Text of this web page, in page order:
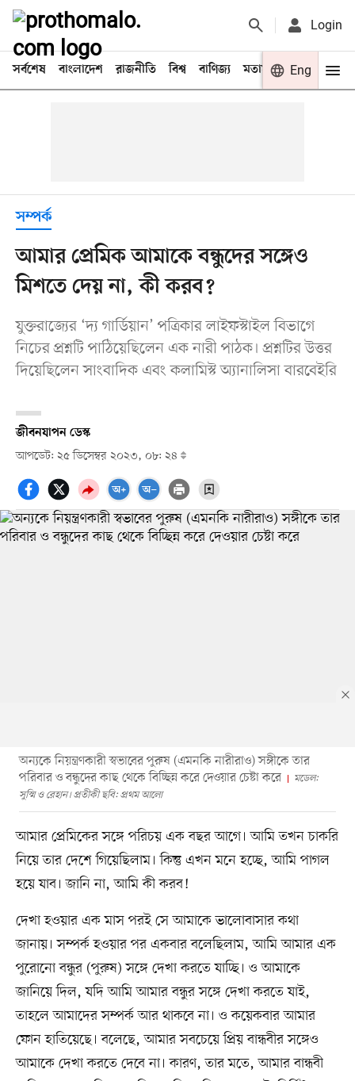
Login
সর্বশেষ বাংলাদেশ রাজনীতি বিশ্ব বাণিজ্য মতামত খেলা
Eng
সম্পর্ক
আমার প্রেমিক আমাকে বন্ধুদের সঙ্গেও
মিশতে দেয় না, কী করব?
যুক্তরাজ্যের ‘দ্য গার্ডিয়ান’ পত্রিকার লাইফস্টাইল বিভাগে
নিচের প্রশ্নটি পাঠিয়েছিলেন এক নারী পাঠক। প্রশ্নটির উত্তর
দিয়েছিলেন সাংবাদিক এবং কলামিস্ট অ্যানালিসা বারবেইরি
জীবনযাপন ডেস্ক
আপডেট: ২৫ ডিসেম্বর ২০২৩, ০৮: ২৪
অন্যকে নিয়ন্ত্রণকারী স্বভাবের পুরুষ (এমনকি নারীরাও) সঙ্গীকে তার
পরিবার ও বন্ধুদের কাছ থেকে বিচ্ছিন্ন করে দেওয়ার চেষ্টা করে
মডেল:
সুস্মি ও রেহান। প্রতীকী ছবি: প্রথম আলো
আমার প্রেমিকের সঙ্গে পরিচয় এক বছর আগে। আমি তখন চাকরি
নিয়ে তার দেশে গিয়েছিলাম। কিন্তু এখন মনে হচ্ছে, আমি পাগল
হয়ে যাব। জানি না, আমি কী করব!
দেখা হওয়ার এক মাস পরই সে আমাকে ভালোবাসার কথা
জানায়। সম্পর্ক হওয়ার পর একবার বলেছিলাম, আমি আমার এক
পুরোনো বন্ধুর (পুরুষ) সঙ্গে দেখা করতে যাচ্ছি। ও আমাকে
জানিয়ে দিল, যদি আমি আমার বন্ধুর সঙ্গে দেখা করতে যাই,
তাহলে আমাদের সম্পর্ক আর থাকবে না। ও কয়েকবার আমার
ফোন হাতিয়েছে। বলেছে, আমার সবচেয়ে প্রিয় বান্ধবীর সঙ্গেও
আমাকে দেখা করতে দেবে না। কারণ, তার মতে, আমার বান্ধবী